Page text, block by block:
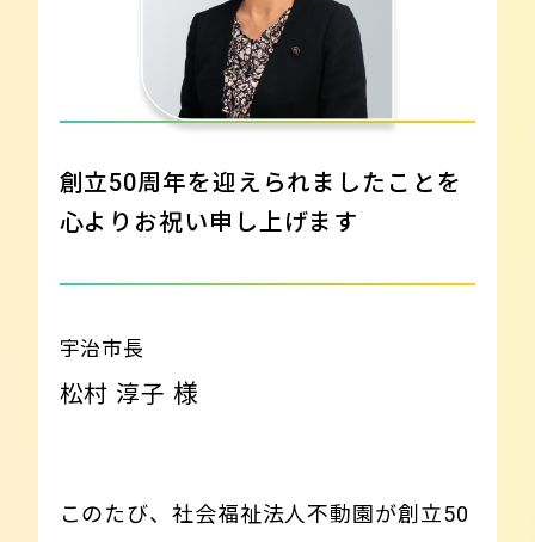
創立50周年を迎えられましたことを
心よりお祝い申し上げます
宇治市長
松村 淳子 様
このたび、社会福祉法人不動園が創立50